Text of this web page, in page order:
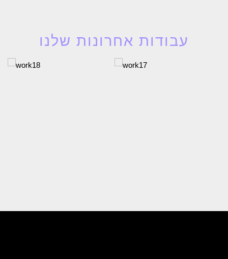
עבודות אחרונות שלנו